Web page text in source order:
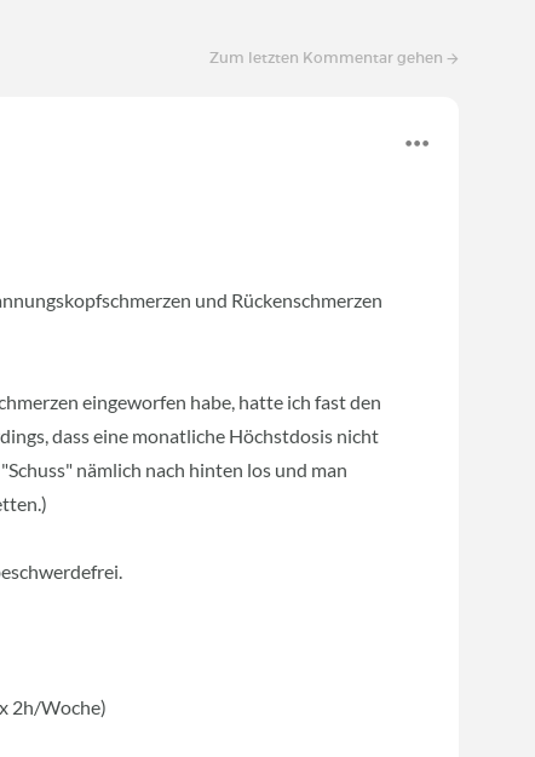
Zum letzten Kommentar gehen
und Rückenschmerzen
eingeworfen habe, hatte ich fast den
dass eine monatliche Höchstdosis nicht
nämlich nach hinten los und man
2h/Woche)